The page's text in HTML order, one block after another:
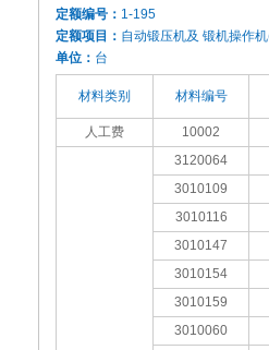
定额编号： 1-195
定额项目： 自动锻压机及 锻机操作
单位： 台
材料类别 材料编号
人工费 10002
3120064
3010109
3010116
3010147
3010154
3010159
3010060